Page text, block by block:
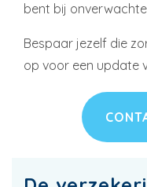
bent bij
Bespaar jezelf die
op voor een update